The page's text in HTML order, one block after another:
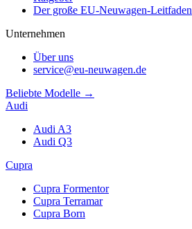
Der große EU-Neuwagen-Leitfaden
Unternehmen
Über uns
service@eu-neuwagen.de
Beliebte Modelle →
Audi
Audi A3
Audi Q3
Cupra
Cupra Formentor
Cupra Terramar
Cupra Born